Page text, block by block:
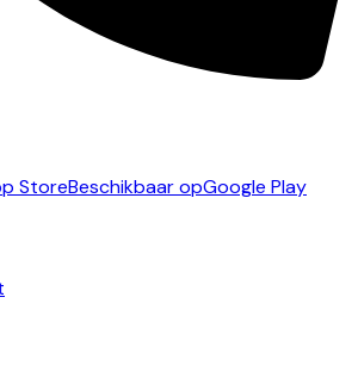
StoreBeschikbaar opGoogle Play